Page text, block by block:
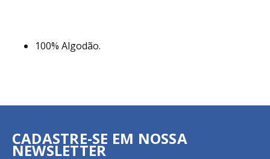
100% Algodão.
CADASTRE-SE EM NOSSA
NEWSLETTER